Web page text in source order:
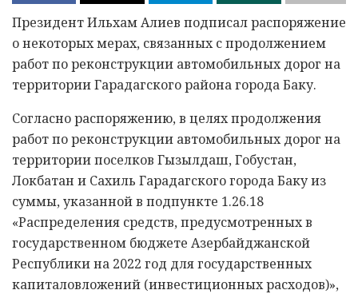
Президент Ильхам Алиев подписал распоряжение
о некоторых мерах, связанных с продолжением
работ по реконструкции автомобильных дорог на
территории Гарадагского района города Баку.
Согласно распоряжению, в целях продолжения
работ по реконструкции автомобильных дорог на
территории поселков Гызылдаш, Гобустан,
Локбатан и Сахиль Гарадагского города Баку из
суммы, указанной в подпункте 1.26.18
«Распределения средств, предусмотренных в
государственном бюджете Азербайджанской
Республики на 2022 год для государственных
капиталовложений (инвестиционных расходов)»,